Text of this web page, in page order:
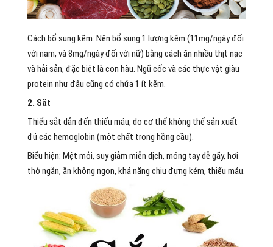
Cách bổ sung kẽm: Nên bổ sung 1 lượng kẽm (11mg/ngày đối
với nam, và 8mg/ngày đối với nữ) bằng cách ăn nhiều thịt nạc
và hải sản, đặc biệt là con hàu. Ngũ cốc và các thực vật giàu
protein như đậu cũng có chứa 1 ít kẽm.
2. Sắt
Thiếu sắt dẫn đến thiếu máu, do cơ thể không thể sản xuất
đủ các hemoglobin (một chất trong hồng cầu).
Biểu hiện: Mệt mỏi, suy giảm miễn dịch, móng tay dễ gãy, hơi
thở ngắn, ăn không ngon, khả năng chịu đựng kém, thiếu máu.